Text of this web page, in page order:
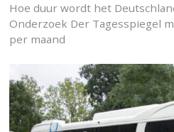
Hoe duur wordt het
Onderzoek Der Tagesspiegel
per maand